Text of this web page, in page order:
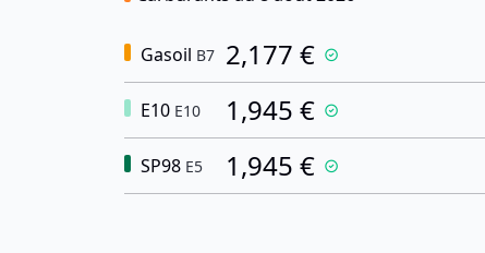
Gasoil B7 2,177 €
E10 E10 1,945 €
SP98 E5 1,945 €